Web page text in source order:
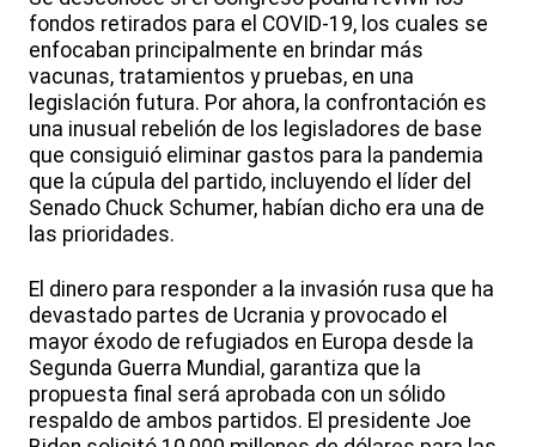
fondos retirados para el COVID-19, los cuales se
enfocaban principalmente en brindar más
vacunas, tratamientos y pruebas, en una
legislación futura. Por ahora, la confrontación es
una inusual rebelión de los legisladores de base
que consiguió eliminar gastos para la pandemia
que la cúpula del partido, incluyendo el líder del
Senado Chuck Schumer, habían dicho era una de
las prioridades.
El dinero para responder a la invasión rusa que ha
devastado partes de Ucrania y provocado el
mayor éxodo de refugiados en Europa desde la
Segunda Guerra Mundial, garantiza que la
propuesta final será aprobada con un sólido
respaldo de ambos partidos. El presidente Joe